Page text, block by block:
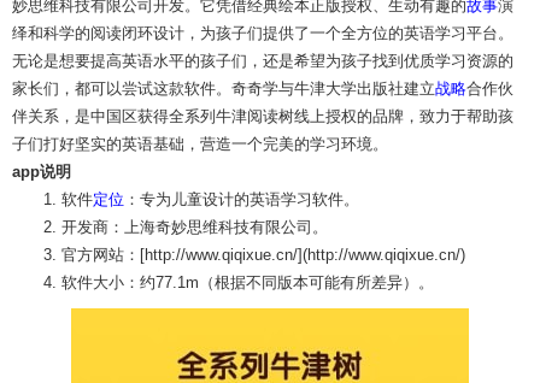
妙思维科技有限公司开发。它凭借经典绘本正版授权、生动有趣的故事演
绎和科学的阅读闭环设计，为孩子们提供了一个全方位的英语学习平台。
无论是想要提高英语水平的孩子们，还是希望为孩子找到优质学习资源的
家长们，都可以尝试这款软件。奇奇学与牛津大学出版社建立战略合作伙
伴关系，是中国区获得全系列牛津阅读树线上授权的品牌，致力于帮助孩
子们打好坚实的英语基础，营造一个完美的学习环境。
app说明
1. 软件定位 ：专为儿童设计的英语学习软件。
2. 开发商：上海奇妙思维科技有限公司。
3. 官方网站：[http://www.qiqixue.cn/](http://www.qiqixue.cn/)
4. 软件大小：约77.1m（根据不同版本可能有所差异）。